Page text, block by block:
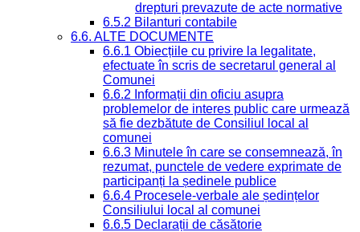
drepturi prevazute de acte normative
6.5.2 Bilanturi contabile
6.6. ALTE DOCUMENTE
6.6.1 Obiecțiile cu privire la legalitate,
efectuate în scris de secretarul general al
Comunei
6.6.2 Informații din oficiu asupra
problemelor de interes public care urmează
să fie dezbătute de Consiliul local al
comunei
6.6.3 Minutele în care se consemnează, în
rezumat, punctele de vedere exprimate de
participanți la ședinele publice
6.6.4 Procesele-verbale ale ședințelor
Consiliului local al comunei
6.6.5 Declarații de căsătorie